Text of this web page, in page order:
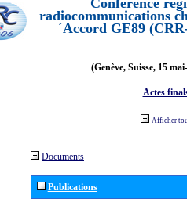
radiocommunications
´Accord GE89
(Genève, Suisse, 15
Actes
Afficher
Documents
Publications